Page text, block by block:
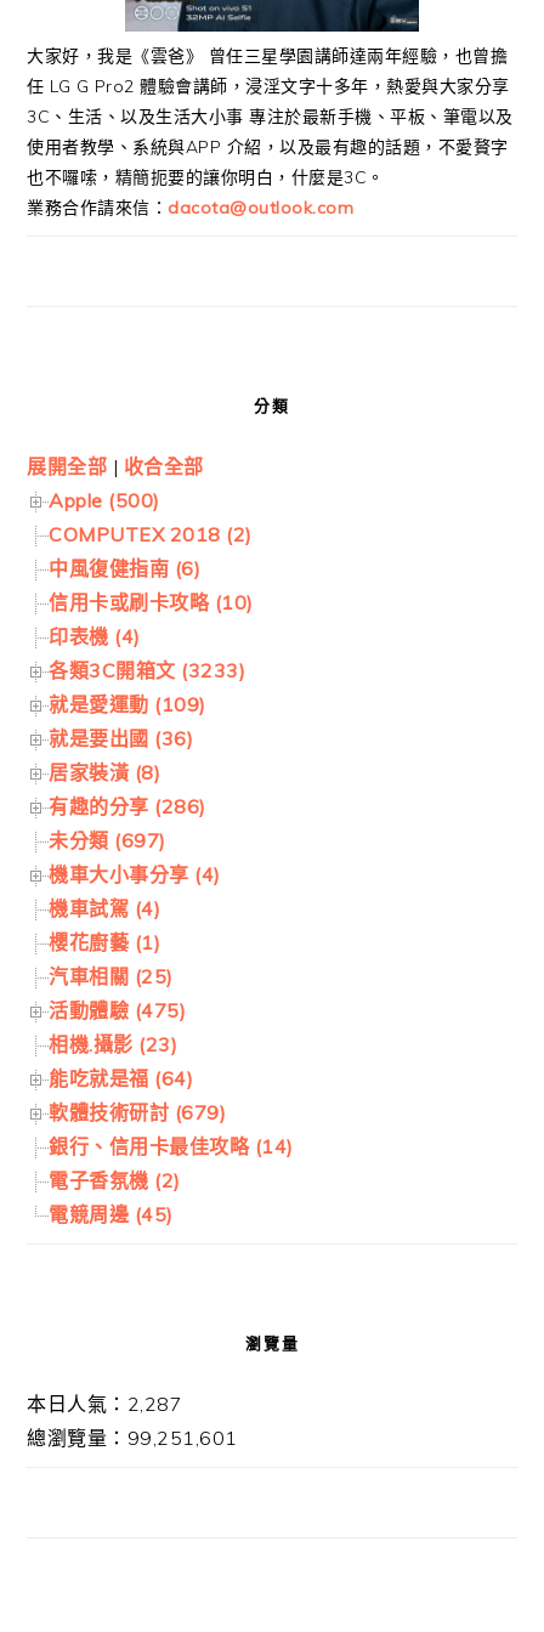
大家好，我是《雲爸》 曾任三星學園講師達兩年經驗，也曾擔
任 LG G Pro2 體驗會講師，浸淫文字十多年，熱愛與大家分享
3C、生活、以及生活大小事 專注於最新手機、平板、筆電以及
使用者教學、系統與APP 介紹，以及最有趣的話題，不愛贅字
也不囉嗦，精簡扼要的讓你明白，什麼是3C。
業務合作請來信： dacota@outlook.com
分類
展開全部 | 收合全部
Apple (500)
COMPUTEX 2018 (2)
中風復健指南 (6)
信用卡或刷卡攻略 (10)
印表機 (4)
各類3C開箱文 (3233)
就是愛運動 (109)
就是要出國 (36)
居家裝潢 (8)
有趣的分享 (286)
未分類 (697)
機車大小事分享 (4)
機車試駕 (4)
櫻花廚藝 (1)
汽車相關 (25)
活動體驗 (475)
相機.攝影 (23)
能吃就是福 (64)
軟體技術研討 (679)
銀行、信用卡最佳攻略 (14)
電子香氛機 (2)
電競周邊 (45)
瀏覽量
本日人氣：2,287
總瀏覽量：99,251,601